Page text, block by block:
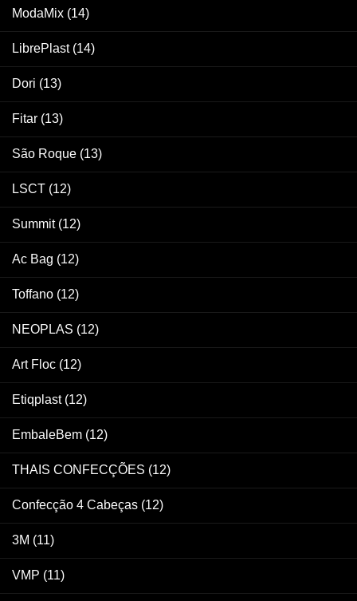
ModaMix (14)
LibrePlast (14)
Dori (13)
Fitar (13)
São Roque (13)
LSCT (12)
Summit (12)
Ac Bag (12)
Toffano (12)
NEOPLAS (12)
Art Floc (12)
Etiqplast (12)
EmbaleBem (12)
THAIS CONFECÇÕES (12)
Confecção 4 Cabeças (12)
3M (11)
VMP (11)